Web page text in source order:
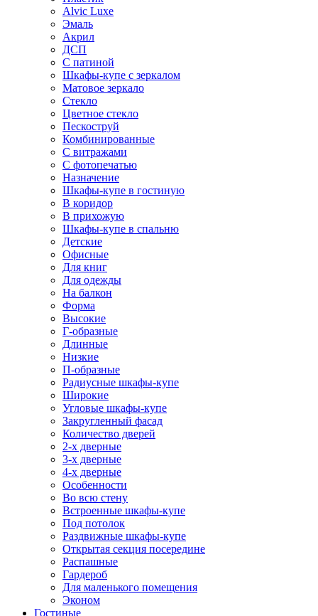
Alvic Luxe
Эмаль
Акрил
ДСП
С патиной
Шкафы-купе с зеркалом
Матовое зеркало
Стекло
Цветное стекло
Пескоструй
Комбинированные
С витражами
С фотопечатью
Назначение
Шкафы-купе в гостиную
В коридор
В прихожую
Шкафы-купе в спальню
Детские
Офисные
Для книг
Для одежды
На балкон
Форма
Высокие
Г-образные
Длинные
Низкие
П-образные
Радиусные шкафы-купе
Широкие
Угловые шкафы-купе
Закругленный фасад
Количество дверей
2-х дверные
3-х дверные
4-х дверные
Особенности
Во всю стену
Встроенные шкафы-купе
Под потолок
Раздвижные шкафы-купе
Открытая секция посередине
Распашные
Гардероб
Для маленького помещения
Эконом
Гостиные